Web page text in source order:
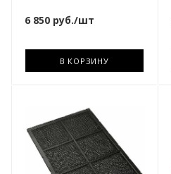
6 850 руб./шт
В КОРЗИНУ